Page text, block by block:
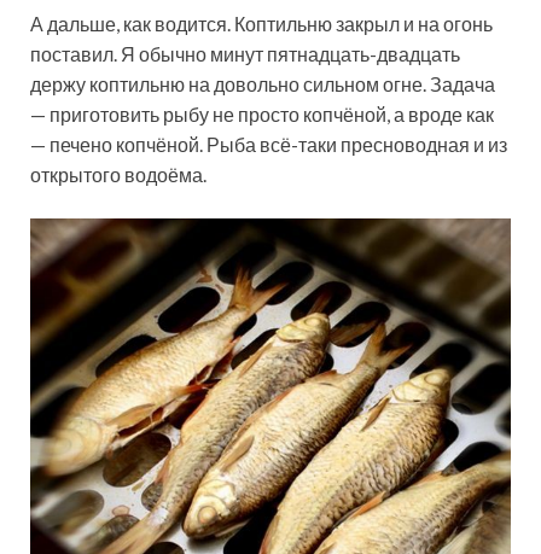
А дальше, как водится. Коптильню закрыл и на огонь
поставил. Я обычно минут пятнадцать-двадцать
держу коптильню на довольно сильном огне. Задача
— приготовить рыбу не просто копчёной, а вроде как
— печено копчёной. Рыба всё-таки пресноводная и из
открытого водоёма.